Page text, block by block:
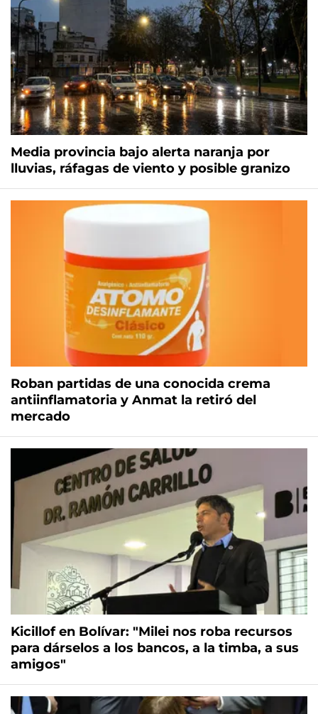
Media provincia bajo alerta naranja por
lluvias, ráfagas de viento y posible granizo
Roban partidas de una conocida crema
antiinflamatoria y Anmat la retiró del
mercado
Kicillof en Bolívar: "Milei nos roba recursos
para dárselos a los bancos, a la timba, a sus
amigos"